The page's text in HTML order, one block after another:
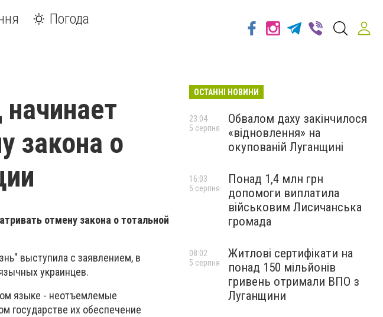
Погода
закона о
отмену закона о тотальной
выступила с заявлением, в
украинцев.
языке - неотъемлемые
государстве их обеспечение
ОСТАННІ НОВИНИ
Обвалом даху закінчилося
«відновлення» на
окупованій Луганщині
23:04
5 серпня
Понад 1,4 млн грн
допомоги виплатила
військовим Лисичанська
громада
16:03
5 серпня
Житлові сертифікати на
понад 150 мільйонів
гривень отримали ВПО з
Луганщини
08:02
5 серпня